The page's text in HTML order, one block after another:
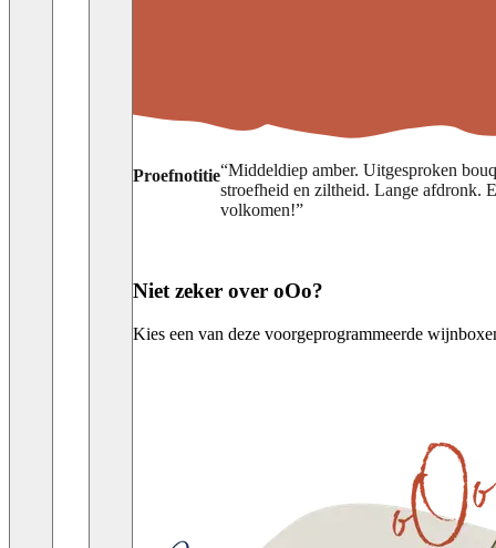
Proefnotitie“Middeldiep amber. Uitgesproken
stroefheid en ziltheid. Lange afdronk.
volkomen!”
Niet zeker over oOo?
Kies een van deze voorgeprogrammeerde